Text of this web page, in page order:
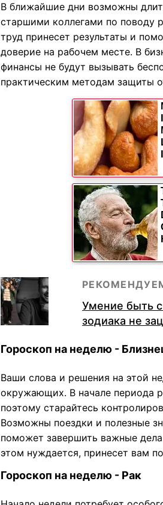
В ближайшие дни возможны
старшими коллегами по поводу
труд принесет результаты и
доверие на рабочем месте. В
финансы не будут вызывать
практическим методам защиты
Умение быть
зодиака не
Гороскоп на неделю -
Ваши слова и решения на этой
окружающих. В начале периода
поэтому старайтесь
Возможны поездки и полезные
поможет завершить важные
этом нуждается, принесет вам
Гороскоп на неделю - Рак